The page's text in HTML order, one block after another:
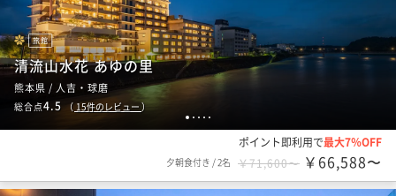
1 2 3 4 5
旅館
清流山水花 あゆの里
熊本県 / 人吉・球磨
総合点4.5 （15件のレビュー）
ポイント即利用で最大7％OFF
夕朝食付き /2名 ￥71,600〜 ￥66,588〜